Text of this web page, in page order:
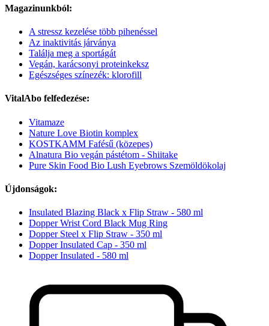
Magazinunkból:
A stressz kezelése több pihenéssel
Az inaktivitás járványa
Találja meg a sportágát
Vegán, karácsonyi proteinkeksz
Egészséges színezék: klorofill
VitalAbo felfedezése:
Vitamaze
Nature Love Biotin komplex
KOSTKAMM Fafésű (közepes)
Alnatura Bio vegán pástétom - Shiitake
Pure Skin Food Bio Lush Eyebrows Szemöldökolaj
Újdonságok:
Insulated Blazing Black x Flip Straw - 580 ml
Dopper Wrist Cord Black Mug Ring
Dopper Steel x Flip Straw - 350 ml
Dopper Insulated Cap - 350 ml
Dopper Insulated - 580 ml